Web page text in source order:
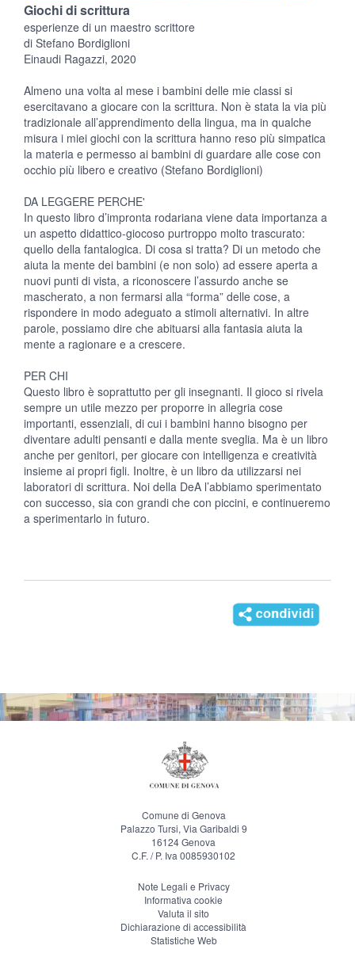
Giochi di scrittura
esperienze di un maestro scrittore
di Stefano Bordiglioni
Einaudi Ragazzi, 2020
Almeno una volta al mese i bambini delle mie classi si
esercitavano a giocare con la scrittura. Non è stata la via più
tradizionale all’apprendimento della lingua, ma in qualche
misura i miei giochi con la scrittura hanno reso più simpatica
la materia e permesso ai bambini di guardare alle cose con
occhio più libero e creativo (Stefano Bordiglioni)
DA LEGGERE PERCHE'
In questo libro d’impronta rodariana viene data importanza a
un aspetto didattico-giocoso purtroppo molto trascurato:
quello della fantalogica. Di cosa si tratta? Di un metodo che
aiuta la mente dei bambini (e non solo) ad essere aperta a
nuovi punti di vista, a riconoscere l’assurdo anche se
mascherato, a non fermarsi alla “forma” delle cose, a
rispondere in modo adeguato a stimoli alternativi. In altre
parole, possiamo dire che abituarsi alla fantasia aiuta la
mente a ragionare e a crescere.
PER CHI
Questo libro è soprattutto per gli insegnanti. Il gioco si rivela
sempre un utile mezzo per proporre in allegria cose
importanti, essenziali, di cui i bambini hanno bisogno per
diventare adulti pensanti e dalla mente sveglia. Ma è un libro
anche per genitori, per giocare con intelligenza e creatività
insieme ai propri figli. Inoltre, è un libro da utilizzarsi nei
laboratori di scrittura. Noi della DeA l’abbiamo sperimentato
con successo, sia con grandi che con piccini, e continueremo
a sperimentarlo in futuro.
Comune di Genova
Palazzo Tursi, Via Garibaldi 9
16124 Genova
C.F. / P. Iva 0085930102
Note Legali e Privacy
Informativa cookie
Valuta il sito
Dichiarazione di accessibilità
Statistiche Web